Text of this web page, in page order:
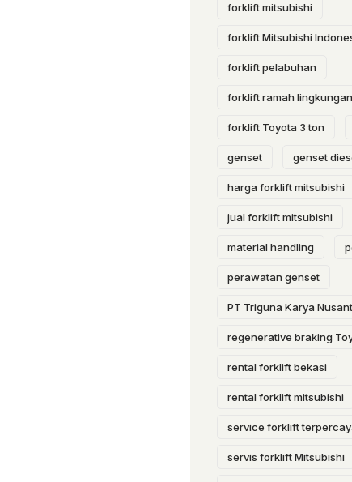
forklift mitsubishi
forklift Mitsubishi
forklift pelabuhan
forklift ramah lingkungan
forklift Toyota 3 ton
genset genset
harga forklift mitsubishi
jual forklift mitsubishi
material handling
perawatan genset
PT Triguna Karya
regenerative braking
rental forklift bekasi
rental forklift mitsubishi
service forklift
servis forklift Mitsubishi